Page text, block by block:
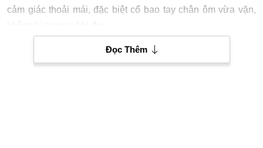
cảm giác thoải mái, đặc biệt cổ bao tay chân ôm vừa vặn,
ngọc với hình in dễ thương (shop soạn theo màu bé trai, bé
Đọc Thêm